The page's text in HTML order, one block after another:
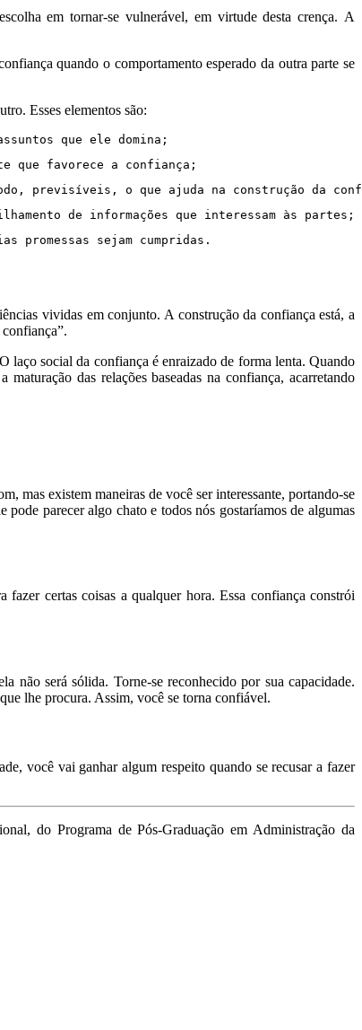
em tornar-se vulnerável, em virtude desta crença. A
quando o comportamento esperado da outra parte se
Esses elementos são:
que ele domina;
que favorece a confiança;
previsíveis, o que ajuda na construção da
de informações que interessam às partes;
sejam cumpridas.
vividas em conjunto. A construção da confiança está, a
laço social da confiança é enraizado de forma lenta. Quando
das relações baseadas na confiança, acarretando
mas existem maneiras de você ser interessante, portando-se
parecer algo chato e todos nós gostaríamos de algumas
certas coisas a qualquer hora. Essa confiança constrói
não será sólida. Torne-se reconhecido por sua capacidade.
lhe procura. Assim, você se torna confiável.
você vai ganhar algum respeito quando se recusar a fazer
do Programa de Pós-Graduação em Administração da